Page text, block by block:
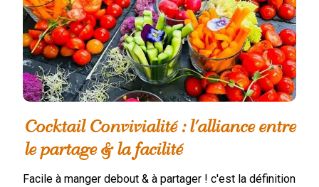
Cocktail Convivialité : l'alliance entre
le partage & la facilité
Facile à manger debout & à partager ! c'est la définition